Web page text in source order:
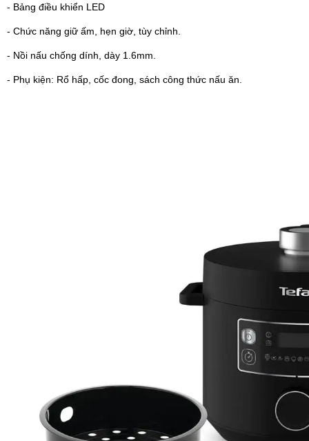
- Bảng điều khiển LED
- Chức năng giữ ấm, hẹn giờ, tùy chỉnh.
- Nồi nấu chống dính, dày 1.6mm.
- Phụ kiện: Rổ hấp, cốc đong, sách công thức nấu ăn.